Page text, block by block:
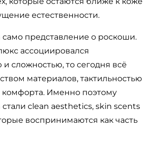
естественности.
представление о роскоши.
ассоциировался
и сложностью, то сегодня всё
материалов, тактильностью
Именно поэтому
clean aesthetics, skin scents
воспринимаются как часть